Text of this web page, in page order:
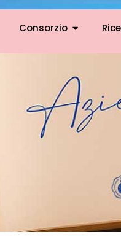
Consorzio